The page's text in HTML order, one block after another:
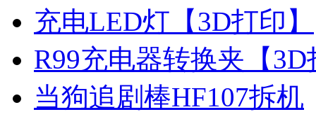
充电LED灯【3D打印】
R99充电器转换夹【3D
当狗追剧棒HF107拆机